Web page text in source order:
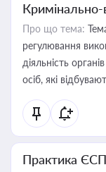
Про що тема:
регулювання
діяльність
осіб, які
Практика